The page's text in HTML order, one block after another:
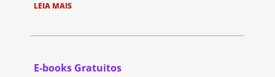
LEIA MAIS
E-books Gratuitos